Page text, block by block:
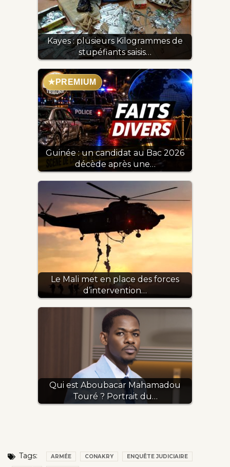
Kayes : plusieurs Kilogrammes de
stupéfiants saisis…
★PREMIUM
Guinée : un candidat au Bac 2026
décède après une…
Le Mali met en place des forces
d’intervention…
Qui est Aboubacar Mahamadou
Touré ? Portrait du…
Tags: ARMÉE CONAKRY ENQUÊTE JUDICIAIRE